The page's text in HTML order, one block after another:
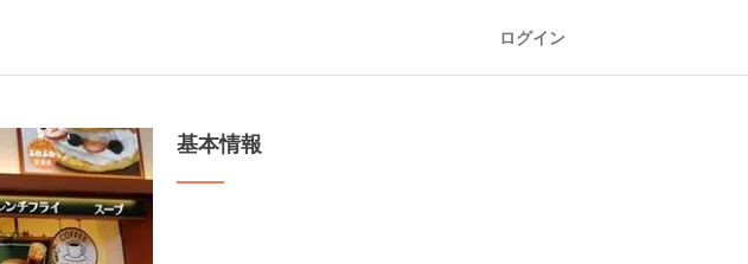
ログイン
基本情報